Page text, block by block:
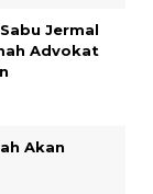
Jermal
Advokat
Akan